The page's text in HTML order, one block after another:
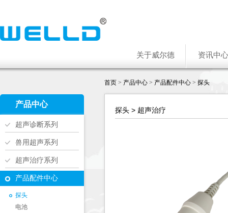
关于威尔德 资讯中心
产品中心
超声诊断系列
兽用超声系列
超声治疗系列
产品配件中心
探头
电池
首页 > 产品中心 > 产品配件中心 > 探头
探头 > 超声治疗